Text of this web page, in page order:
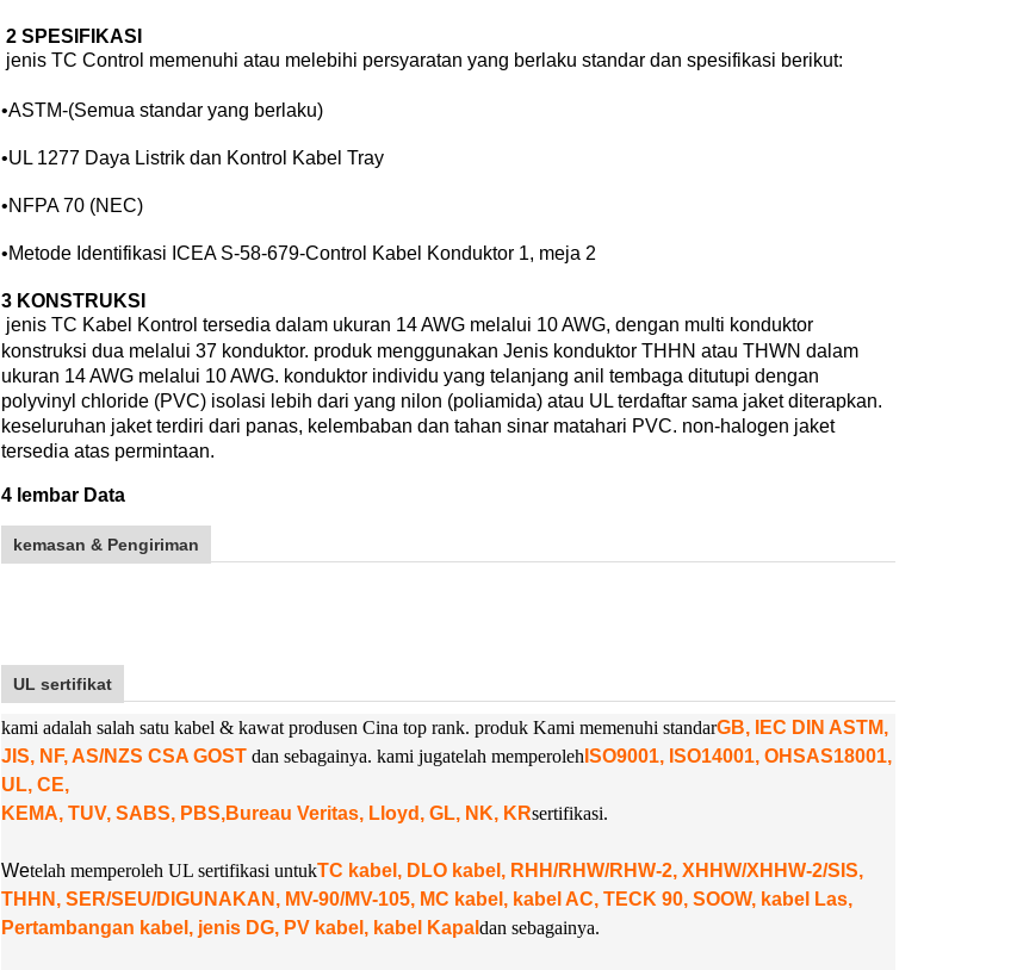
2 SPESIFIKASI
jenis TC Control memenuhi atau melebihi persyaratan yang berlaku standar dan spesifikasi berikut:
•ASTM-(Semua standar yang berlaku)
•UL 1277 Daya Listrik dan Kontrol Kabel Tray
•NFPA 70 (NEC)
•Metode Identifikasi ICEA S-58-679-Control Kabel Konduktor 1, meja 2
3 KONSTRUKSI
jenis TC Kabel Kontrol tersedia dalam ukuran 14 AWG melalui 10 AWG, dengan multi konduktor
konstruksi dua melalui 37 konduktor. produk menggunakan Jenis konduktor THHN atau THWN dalam
ukuran 14 AWG melalui 10 AWG. konduktor individu yang telanjang anil tembaga ditutupi dengan
polyvinyl chloride (PVC) isolasi lebih dari yang nilon (poliamida) atau UL terdaftar sama jaket diterapkan.
keseluruhan jaket terdiri dari panas, kelembaban dan tahan sinar matahari PVC. non-halogen jaket
tersedia atas permintaan.
4 lembar Data
kemasan & Pengiriman
UL sertifikat
kami adalah salah satu kabel & kawat produsen Cina top rank. produk Kami memenuhi standarGB, IEC DIN ASTM,
JIS, NF, AS/NZS CSA GOST dan sebagainya. kami jugatelah memperoleh ISO9001, ISO14001, OHSAS18001,
UL, CE,
KEMA, TUV, SABS, PBS,Bureau Veritas, Lloyd, GL, NK, KRsertifikasi.
Wetelah memperoleh UL sertifikasi untukTC kabel, DLO kabel, RHH/RHW/RHW-2, XHHW/XHHW-2/SIS,
THHN, SER/SEU/DIGUNAKAN, MV-90/MV-105, MC kabel, kabel AC, TECK 90, SOOW, kabel Las,
Pertambangan kabel, jenis DG, PV kabel, kabel Kapal dan sebagainya.